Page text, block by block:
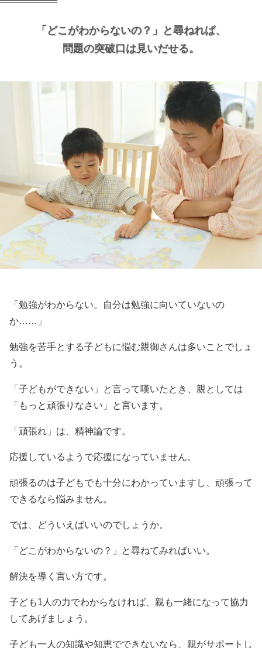
「どこがわからないの？」と尋ねれば、
問題の突破口は見いだせる。
「勉強がわからない。自分は勉強に向いていないの
か……」
勉強を苦手とする子どもに悩む親御さんは多いことでしょ
う。
「子どもができない」と言って嘆いたとき、親としては
「もっと頑張りなさい」と言います。
「頑張れ」は、精神論です。
応援しているようで応援になっていません。
頑張るのは子どもでも十分にわかっていますし、頑張って
できるなら悩みません。
では、どういえばいいのでしょうか。
「どこがわからないの？」と尋ねてみればいい。
解決を導く言い方です。
子ども1人の力でわからなければ、親も一緒になって協力
してあげましょう。
子ども一人の知識や知恵でできないなら、親がサポートし